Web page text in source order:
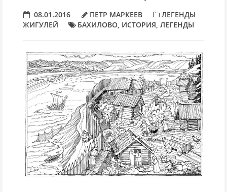
08.01.2016 ПЕТР МАРКЕЕВ
ЛЕГЕНДЫ
ЖИГУЛЕЙ
БАХИЛОВО, ИСТОРИЯ, ЛЕГЕНДЫ